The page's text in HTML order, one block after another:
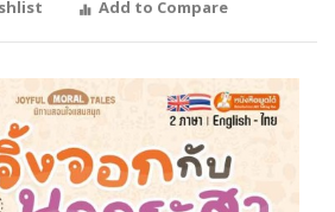
Add to Compare